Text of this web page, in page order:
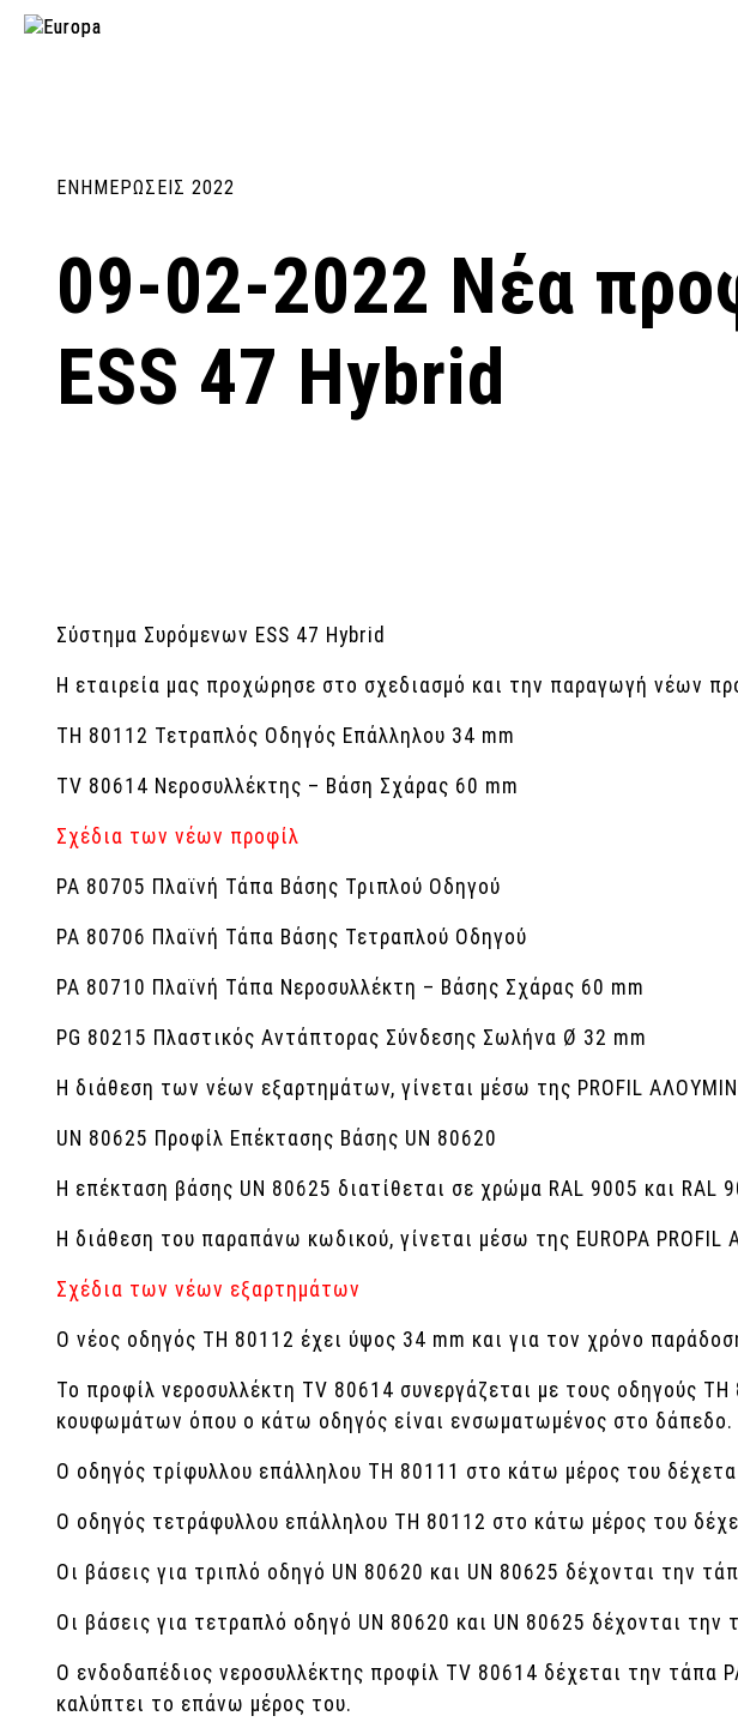
ΕΝΗΜΕΡΩΣΕΙΣ 2022
09-02-2022 Νέα
ESS 47 Hybrid
Σύστημα Συρόμενων ESS 47 Hybrid
Η εταιρεία μας προχώρησε στο σχεδιασμό και την παραγωγή νέων
ΤΗ 80112 Τετραπλός Οδηγός Επάλληλου 34 mm
ΤV 80614 Νεροσυλλέκτης – Βάση Σχάρας 60 mm
Σχέδια των νέων προφίλ
PA 80705 Πλαϊνή Τάπα Βάσης Τριπλού Οδηγού
PA 80706 Πλαϊνή Τάπα Βάσης Τετραπλού Οδηγού
PA 80710 Πλαϊνή Τάπα Νεροσυλλέκτη – Βάσης Σχάρας 60 mm
PG 80215 Πλαστικός Αντάπτορας Σύνδεσης Σωλήνα Ø 32 mm
Η διάθεση των νέων εξαρτημάτων, γίνεται μέσω της PROFIL
UN 80625 Προφίλ Επέκτασης Βάσης UN 80620
Η επέκταση βάσης UN 80625 διατίθεται σε χρώμα RAL 9005 και RAL
Η διάθεση του παραπάνω κωδικού, γίνεται μέσω της EUROPA
Σχέδια των νέων εξαρτημάτων
Ο νέος οδηγός TH 80112 έχει ύψος 34 mm και για τον χρόνο
Το προφίλ νεροσυλλέκτη ΤV 80614 συνεργάζεται με τους οδηγούς
κουφωμάτων όπου ο κάτω οδηγός είναι ενσωματωμένος στο δάπεδο.
Ο οδηγός τρίφυλλου επάλληλου ΤΗ 80111 στο κάτω μέρος του
Ο οδηγός τετράφυλλου επάλληλου ΤΗ 80112 στο κάτω μέρος του
Οι βάσεις για τριπλό οδηγό UN 80620 και UN 80625 δέχονται την
Οι βάσεις για τετραπλό οδηγό UN 80620 και UN 80625 δέχονται
Ο ενδοδαπέδιος νεροσυλλέκτης προφίλ ΤV 80614 δέχεται την
καλύπτει το επάνω μέρος του.